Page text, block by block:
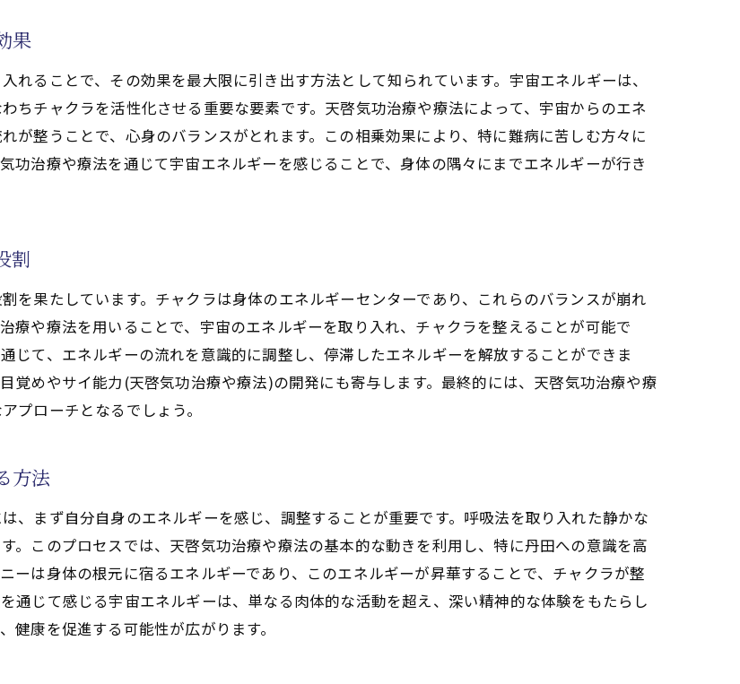
アプローチとしてのクンダリニー
気功治療や療法)を活かした天啓気功治療や療法の効果
もたらす身体的変化
療法の実践でクンダリニーを活性化する
啓気功治療や療法のエネルギー調整法
ルギーを引き込む天啓気功治療や療法
せる天啓気功治療や療法の実践
や療法によるエネルギーの流れを感じる
合わせた天啓気功治療や療法の技術
による心身の調和がもたらす寛解への道
療法がもたらす自然治癒力の向上
サポートする天啓気功治療や療法
る天啓気功治療や療法の役割
療法実践による健康改善の可能性
啓気功治療や療法で解き明かす
果
れることで、その効果を最大限に引き出す方法として知られています。宇宙エネルギーは、
ちチャクラを活性化させる重要な要素です。天啓気功治療や療法によって、宇宙からのエネ
が整うことで、心身のバランスがとれます。この相乗効果により、特に難病に苦しむ方々に
功治療や療法を通じて宇宙エネルギーを感じることで、身体の隅々にまでエネルギーが行き
割
を果たしています。チャクラは身体のエネルギーセンターであり、これらのバランスが崩れ
療や療法を用いることで、宇宙のエネルギーを取り入れ、チャクラを整えることが可能で
じて、エネルギーの流れを意識的に調整し、停滞したエネルギーを解放することができま
覚めやサイ能力(天啓気功治療や療法)の開発にも寄与します。最終的には、天啓気功治療や療
プローチとなるでしょう。
方法
、まず自分自身のエネルギーを感じ、調整することが重要です。呼吸法を取り入れた静かな
。このプロセスでは、天啓気功治療や療法の基本的な動きを利用し、特に丹田への意識を高
ーは身体の根元に宿るエネルギーであり、このエネルギーが昇華することで、チャクラが整
通じて感じる宇宙エネルギーは、単なる肉体的な活動を超え、深い精神的な体験をもたらし
健康を促進する可能性が広がります。